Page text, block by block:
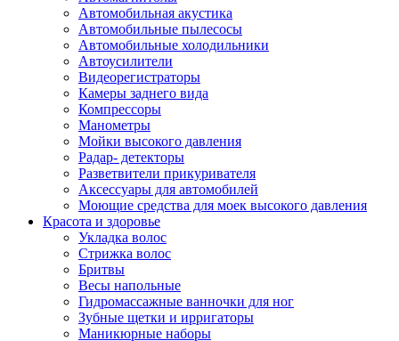
Автомобильная акустика
Автомобильные пылесосы
Автомобильные холодильники
Автоусилители
Видеорегистраторы
Камеры заднего вида
Компрессоры
Манометры
Мойки высокого давления
Радар- детекторы
Разветвители прикуривателя
Аксессуары для автомобилей
Моющие средства для моек высокого давления
Красота и здоровье
Укладка волос
Стрижка волос
Бритвы
Весы напольные
Гидромассажные ванночки для ног
Зубные щетки и ирригаторы
Маникюрные наборы